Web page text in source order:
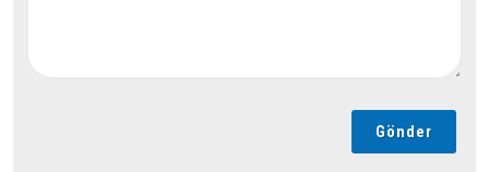
Gönder